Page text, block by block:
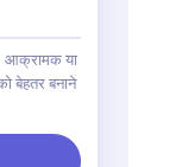
आक्रामक या
बेहतर बनाने